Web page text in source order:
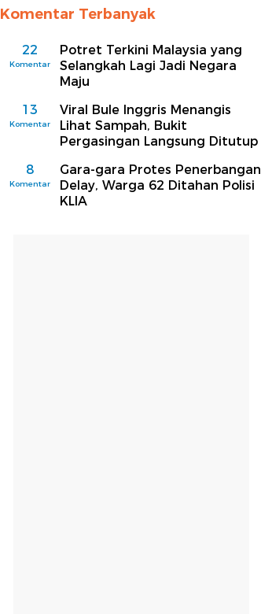
Komentar Terbanyak
22
Komentar
Potret Terkini Malaysia yang
Selangkah Lagi Jadi Negara
Maju
13
Komentar
Viral Bule Inggris Menangis
Lihat Sampah, Bukit
Pergasingan Langsung Ditutup
8
Komentar
Gara-gara Protes Penerbangan
Delay, Warga 62 Ditahan Polisi
KLIA